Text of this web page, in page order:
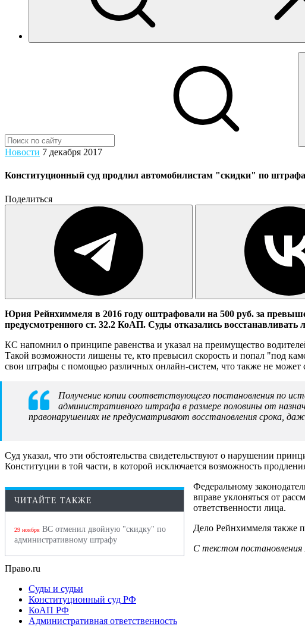
Новости 7 декабря 2017
Конституционный суд продлил автомобилистам "скидки" по
Поделиться
Юрия Рейнхиммеля в 2016 году оштрафовали на 500 руб. за
предусмотренного ст. 32.2 КоАП. Суды отказались
КС напомнил о принципе равенства и указал на преимущество
Такой возможности лишены те, кто превысил скорость и попал "под
свои штрафы с помощью различных онлайн-систем, что также не может
Получение копии соответствующего постановления по
административного штрафа в размере половины от
правонарушениях не предусматривают восстановления срока,
Суд указал, что эти обстоятельства свидетельствуют о нарушении
Конституции в той части, в которой исключается возможность
ЧИТАЙТЕ ТАКЖЕ
29 ноября ВС отменил двойную "скидку" по
административному штрафу
Федеральному
вправе уклоняться от
ответственности лица.
Дело Рейнхиммеля также
С текстом
Право.ru
Суды и судьи
Конституционный суд РФ
КоАП РФ
Административная ответственность